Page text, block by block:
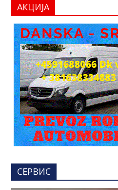
АКЦИЈА
СЕРВИС